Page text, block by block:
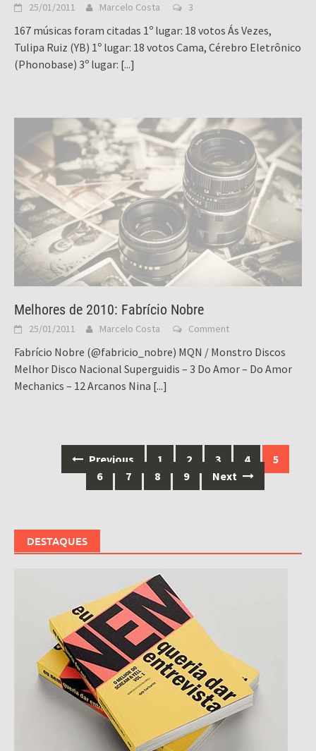
25/01/2011 Marcelo Costa 3
167 músicas foram citadas 1º lugar: 18 votos Ás Vezes,
Tulipa Ruiz (YB) 1º lugar: 18 votos Cama, Cérebro Eletrônico
(Phonobase) 3º lugar: [...]
Melhores de 2010: Fabrício Nobre
25/01/2011 Marcelo Costa Comment
Fabrício Nobre (@fabricio_nobre) MQN / Monstro Discos
Melhor Disco Nacional Superguidis – 3 Do Amor – Do Amor
Mechanics – 12 Arcanos Nina [...]
navigation
Previous 1 2 3 4
5
6
7 8 9 Next
DESTAQUES